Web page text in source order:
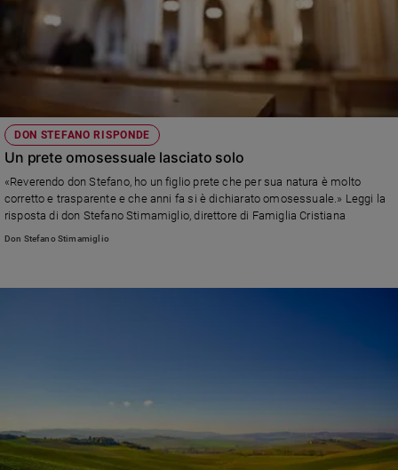
DON STEFANO RISPONDE
Un prete omosessuale lasciato solo
«Reverendo don Stefano, ho un figlio prete che per sua natura è molto
corretto e trasparente e che anni fa si è dichiarato omosessuale.» Leggi la
risposta di don Stefano Stimamiglio, direttore di Famiglia Cristiana
Don Stefano Stimamiglio